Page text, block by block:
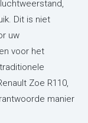
Dit is niet
uw
voor het
Zoe R110,
manier